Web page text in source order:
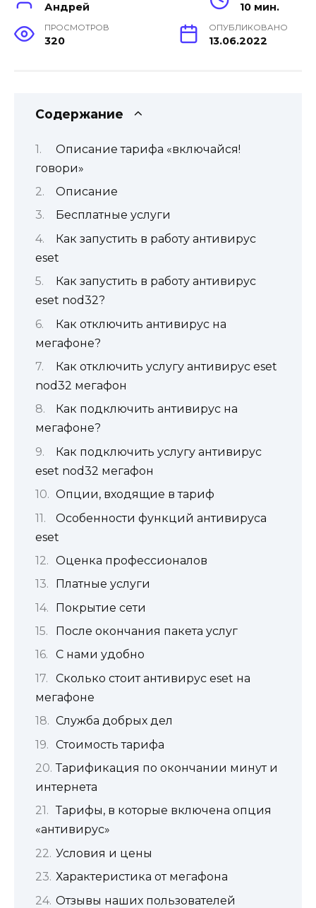
Андрей 10 мин.
ПРОСМОТРОВ
320
ОПУБЛИКОВАНО
13.06.2022
Содержание
Описание тарифа «включайся!
говори»
Описание
Бесплатные услуги
Как запустить в работу антивирус
eset
Как запустить в работу антивирус
eset nod32?
Как отключить антивирус на
мегафоне?
Как отключить услугу антивирус eset
nod32 мегафон
Как подключить антивирус на
мегафоне?
Как подключить услугу антивирус
eset nod32 мегафон
Опции, входящие в тариф
Особенности функций антивируса
eset
Оценка профессионалов
Платные услуги
Покрытие сети
После окончания пакета услуг
С нами удобно
Сколько стоит антивирус eset на
мегафоне
Служба добрых дел
Стоимость тарифа
Тарификация по окончании минут и
интернета
Тарифы, в которые включена опция
«антивирус»
Условия и цены
Характеристика от мегафона
Отзывы наших пользователей